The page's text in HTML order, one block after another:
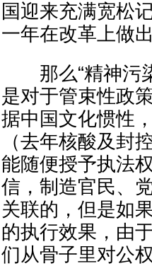
国迎来充满宽松
一年在改革上做
那么“精神污染
是对于管束性政
据中国文化惯性
（去年核酸及封
能随便授予执法
信，制造官民、
关联的，但是如
的执行效果，由
们从骨子里对公